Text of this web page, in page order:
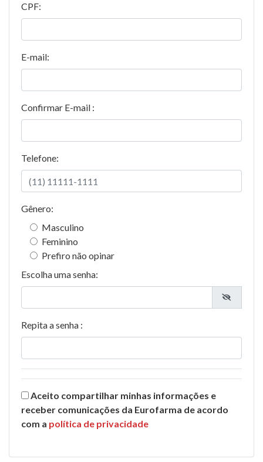
CPF:
E-mail:
Confirmar E-mail :
Telefone:
Gênero:
Masculino
Feminino
Prefiro não opinar
Escolha uma senha:
Repita a senha :
Aceito compartilhar minhas informações e
receber comunicações da Eurofarma de acordo
com a política de privacidade